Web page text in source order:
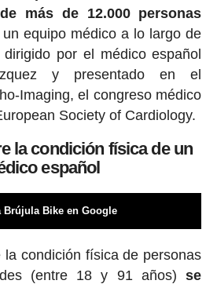
más de 12.000 personas
un equipo médico a lo largo de
por el médico español
y presentado en el
Imaging, el congreso médico
Society of Cardiology.
la condición física de un
español
Brújula Bike en Google
la condición física de personas
(entre 18 y 91 años)se